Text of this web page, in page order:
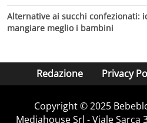
Alternative ai succhi confezionati:
mangiare meglio i bambini
Redazione Privacy
Copyright © 2025
Mediahouse Srl - Viale Sarca